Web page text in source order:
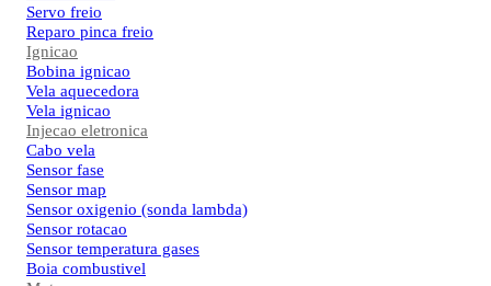
Servo freio
Reparo pinca freio
Ignicao
Bobina ignicao
Vela aquecedora
Vela ignicao
Injecao eletronica
Cabo vela
Sensor fase
Sensor map
Sensor oxigenio (sonda lambda)
Sensor rotacao
Sensor temperatura gases
Boia combustivel